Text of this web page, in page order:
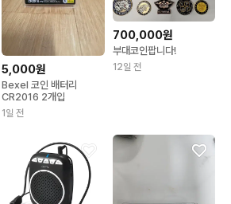
5,000원
Bexel 코인 배터리
CR2016 2개입
1일 전
700,000원
부대코인팝니다!
12일 전